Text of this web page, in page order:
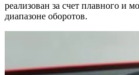
реализован за счет плавного и
диапазоне оборотов.